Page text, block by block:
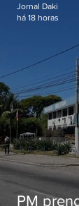
PM
Jornal Daki
há 18 horas